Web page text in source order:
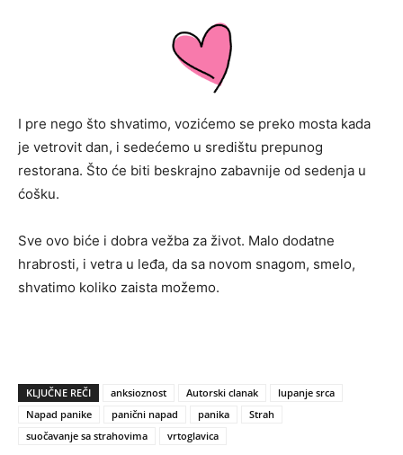
I pre nego što shvatimo, vozićemo se preko mosta kada
je vetrovit dan, i sedećemo u središtu prepunog
restorana. Što će biti beskrajno zabavnije od sedenja u
ćošku.
Sve ovo biće i dobra vežba za život. Malo dodatne
hrabrosti, i vetra u leđa, da sa novom snagom, smelo,
shvatimo koliko zaista možemo.
KLJUČNE REČI anksioznost Autorski clanak
lupanje srca
Napad panike
panični napad panika
Strah
suočavanje sa strahovima
vrtoglavica